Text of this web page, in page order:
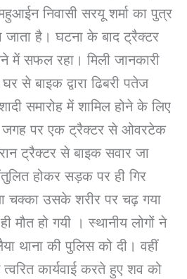
निवासी सरयू शर्मा का पुत्र
जाता है। घटना के बाद ट्रैक्टर
में सफल रहा। मिली जानकारी
से बाइक द्वारा ढिबरी पतेज
समारोह में शामिल होने के लिए
जगह पर एक ट्रैक्टर से ओवरटेक
ट्रैक्टर से बाइक सवार जा
होकर सड़क पर ही गिर
चक्का उसके शरीर पर चढ़ गया
मौत हो गयी । स्थानीय लोगों ने
थाना की पुलिस को दी। वहीं
कार्यवाई करते हुए शव को